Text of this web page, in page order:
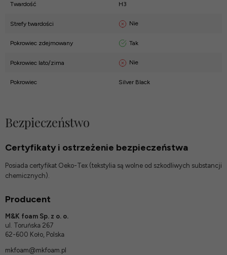
Twardość H3
Strefy twardości Nie
Pokrowiec zdejmowany Tak
Pokrowiec lato/zima Nie
Pokrowiec Silver Black
Bezpieczeństwo
Certyfikaty i ostrzeżenie bezpieczeństwa
Posiada certyfikat Oeko-Tex (tekstylia są wolne od szkodliwych substancji
chemicznych).
Producent
M&K foam Sp. z o. o.
ul. Toruńska 267
62-600 Koło, Polska
mkfoam@mkfoam.pl